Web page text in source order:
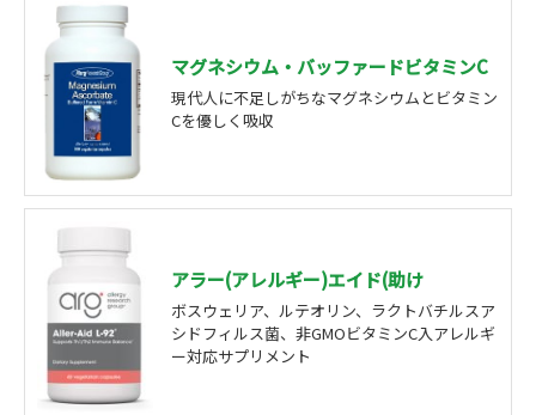
マグネシウム・バッファードビタミンC
現代人に不足しがちなマグネシウムとビタミン
Cを優しく吸収
アラー(アレルギー)エイド(助け
ボスウェリア、ルテオリン、ラクトバチルスア
シドフィルス菌、非GMOビタミンC入アレルギ
ー対応サプリメント